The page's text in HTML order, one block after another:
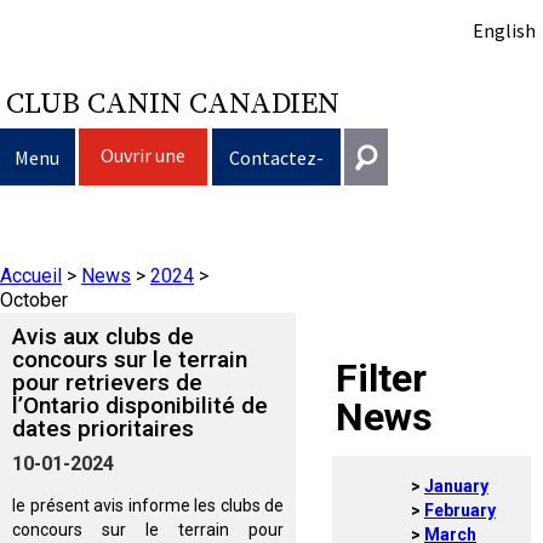
English
CLUB CANIN CANADIEN
Menu Ouvrir une Contactez-
Puppy List
Décision d’acheter un chien
Le choix d’une race
Éducation du chien
Propriété responsable
Programme Bon voisin canin du CCC
Éducation
Clubs
Création d'un club
Élevage
Général
information@ckc.ca
416-675-5511
Sans frais 1-855-364-7252
Bureau 101
Etobicoke (Ontario)
Connexion
J'ai oublié mon nom d'utilisateur
J'ai oublié mon mot de passe
Accueil > News > 2024 >
October
Filter
News
January
February
March
Avis aux clubs de
concours sur le terrain
pour retrievers de
l’Ontario disponibilité de
dates prioritaires
10-01-2024
le présent avis informe les clubs de
concours sur le terrain pour